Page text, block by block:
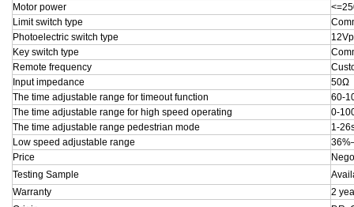
Motor power
Limit switch type
Photoelectric switch type
Key switch type
Remote frequency
Input impedance
50Ω
The time adjustable range for timeout function
60-
The time adjustable range for high speed operating
0-
The time adjustable range pedestrian mode
1-
Low speed adjustable range
Price
Testing Sample
Warranty
2